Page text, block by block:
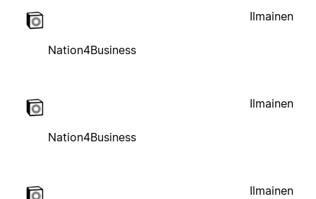
Nation4Business
Ilmainen
Nation4Business
Ilmainen
Ilmainen